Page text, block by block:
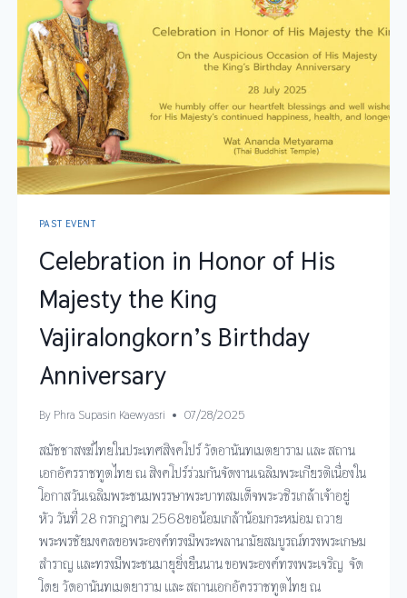
PAST EVENT
Celebration in Honor of His
Majesty the King
Vajiralongkorn’s Birthday
Anniversary
By Phra Supasin Kaewyasri 07/28/2025
สมัชชาสงฆ์ไทยในประเทศสิงคโปร์ วัดอานันทเมตยาราม และ สถาน
เอกอัครราชทูตไทย ณ สิงคโปร์ร่วมกันจัดงานเฉลิมพระเกียรติเนื่องใน
โอกาสวันเฉลิมพระชนมพรรษาพระบาทสมเด็จพระวชิรเกล้าเจ้าอยู่
หัว วันที่ 28 กรกฎาคม 2568ขอน้อมเกล้าน้อมกระหม่อม ถวาย
พระพรชัยมงคลขอพระองค์ทรงมีพระพลานามัยสมบูรณ์ทรงพระเกษม
สำราญ และทรงมีพระชนมายุยิ่งยืนนาน ขอพระองค์ทรงพระเจริญ จัด
โดย วัดอานันทเมตยาราม และ สถานเอกอัครราชทูตไทย ณ